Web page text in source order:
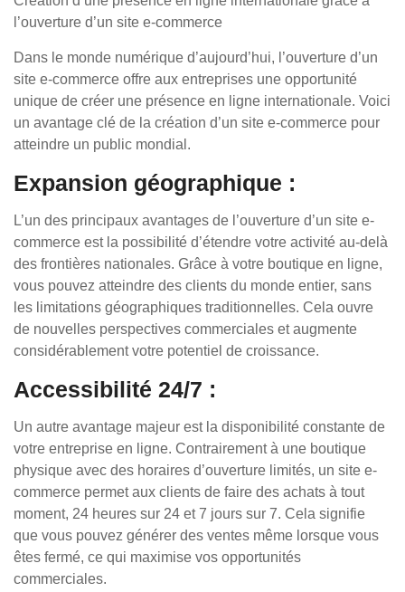
l’ouverture d’un site e-commerce
Dans le monde numérique d’aujourd’hui, l’ouverture d’un
site e-commerce offre aux entreprises une opportunité
unique de créer une présence en ligne internationale. Voici
un avantage clé de la création d’un site e-commerce pour
atteindre un public mondial.
Expansion géographique :
L’un des principaux avantages de l’ouverture d’un site e-
commerce est la possibilité d’étendre votre activité au-delà
des frontières nationales. Grâce à votre boutique en ligne,
vous pouvez atteindre des clients du monde entier, sans
les limitations géographiques traditionnelles. Cela ouvre
de nouvelles perspectives commerciales et augmente
considérablement votre potentiel de croissance.
Accessibilité 24/7 :
Un autre avantage majeur est la disponibilité constante de
votre entreprise en ligne. Contrairement à une boutique
physique avec des horaires d’ouverture limités, un site e-
commerce permet aux clients de faire des achats à tout
moment, 24 heures sur 24 et 7 jours sur 7. Cela signifie
que vous pouvez générer des ventes même lorsque vous
êtes fermé, ce qui maximise vos opportunités
commerciales.